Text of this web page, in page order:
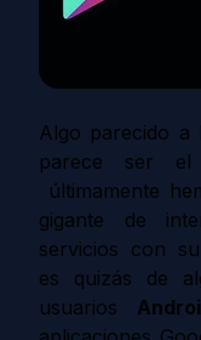
Algo parecido a
parece ser
últimamente
gigante de
servicios con
es quizás de
usuarios